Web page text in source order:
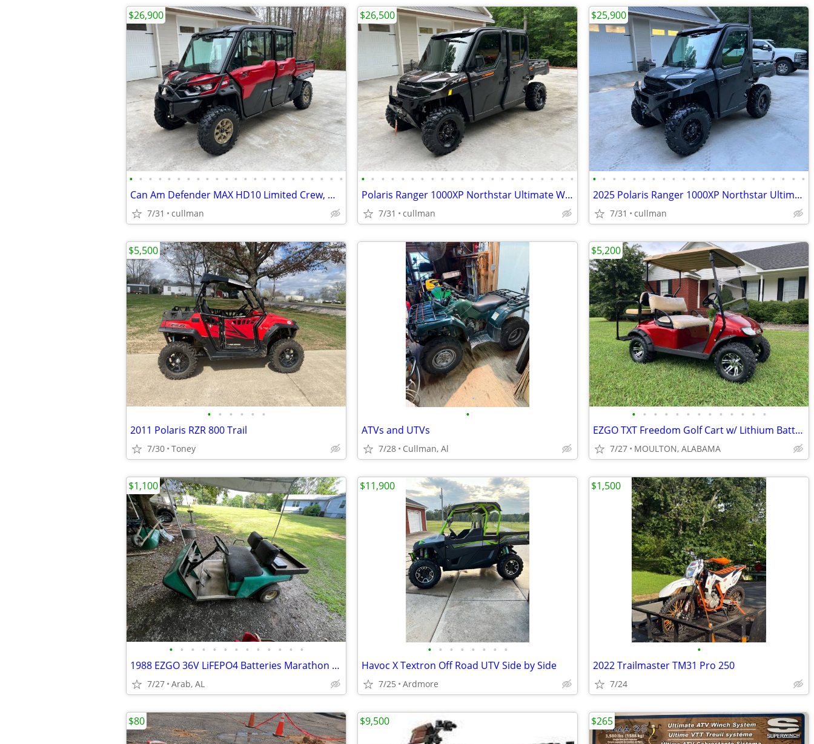
• • • • • • • • • • • • • • • • • • • • • • •
Can Am Defender MAX HD10 Limited Crew, Heat, A/C, Winch
7/31 cullman
$26,900
• • • • • • • • • • • • • • • • • • • • • •
Polaris Ranger 1000XP Northstar Ultimate W/Ride Command
7/31 cullman
$26,500
• • • • • • • • • • • • • • • • • • • • • •
2025 Polaris Ranger 1000XP Northstar Ultimate W/Ride Command, Warranty
7/31 cullman
$25,900
• • • • • •
2011 Polaris RZR 800 Trail
7/30 Toney
$5,500
•
ATVs and UTVs
7/28 Cullman, Al
• • • • • • • • • • • • •
EZGO TXT Freedom Golf Cart w/ Lithium Battery, Rear Flip Seat, A/T Tir
7/27 MOULTON, ALABAMA
$5,200
• • • • • • • • • • • • •
1988 EZGO 36V LiFEPO4 Batteries Marathon Golf Cart/WorkHorse
7/27 Arab, AL
$1,100
• • • • • • • •
Havoc X Textron Off Road UTV Side by Side
7/25 Ardmore
$11,900
•
2022 Trailmaster TM31 Pro 250
7/24
$1,500
$80 $9,500 $265